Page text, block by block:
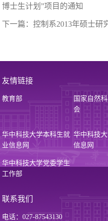
博士生计划”项目的通知
下一篇：控制系2013年硕士研
友情链接
教育部
国家自然
会
华中科技大学本科生就
业信息网
华中科技
信息网
华中科技大学党委学生
工作部
联系我们
电话：027-87543130